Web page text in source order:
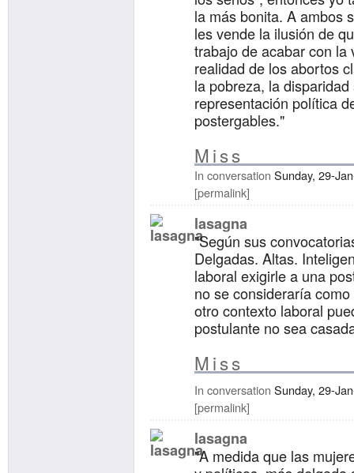
la más bonita. A ambos
les vende la ilusión de
trabajo de acabar con la
realidad de los abortos
la pobreza, la
representación política
postergables."
Miss
In conversation Sunday, 29-
permalink
lasagna
"Según sus
Delgadas. Altas.
laboral exigirle a una
no se consideraría
otro contexto laboral
postulante no sea
Miss
In conversation Sunday, 29-
permalink
lasagna
"A medida que las